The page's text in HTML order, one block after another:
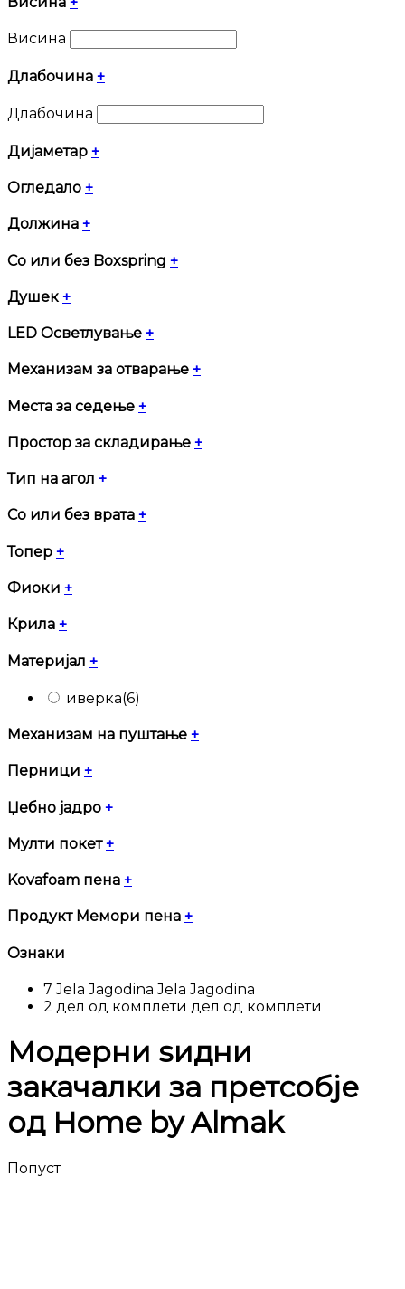
Висина
Длабочина +
Длабочина
Дијаметар +
Огледало +
Должина +
Со или без Boxspring +
Душек +
LED Осветлување +
Механизам за отварање +
Места за седење +
Простор за складирање +
Тип на агол +
Со или без врата +
Топер +
Фиоки +
Крила +
Материјал +
иверка(6)
Механизам на пуштање +
Перници +
Џебно јадро +
Мулти покет+
Kovafoam пена +
Продукт Мемори пена +
Ознаки
7 Jela JagodinaJela Jagodina
2 дел од комплети дел од комплети
Модерни ѕидни
закачалки за претсобје
од Home by Almak
Попуст